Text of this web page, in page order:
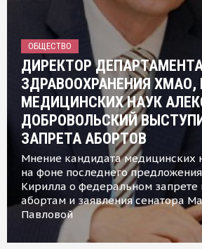
ОБЩЕСТВО
ДИРЕКТОР
ЗДРАВООХРАНЕНИЯ
МЕДИЦИНСКИХ НАУК
ДОБРОВОЛЬСКИЙ
ЗАПРЕТА АБОРТОВ
Мнение кандидата медицинских
на фоне последнего
Кирилла о федеральном запрете
абортам и заявления сенатора
Павловой